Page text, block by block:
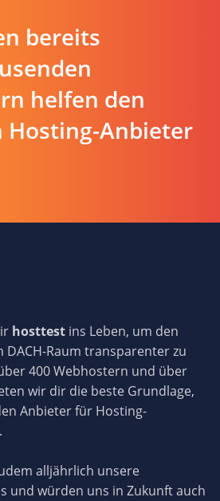
bereits
helfen den
Hosting-Anbieter
hosttest ins Leben, um den
Raum transparenter zu
400 Webhostern und über
wir dir die beste Grundlage,
Anbieter für Hosting-
alljährlich unsere
und würden uns in Zukunft auch